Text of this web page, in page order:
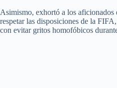
Asimismo, exhortó a los aficionados
respetar las disposiciones de la
con evitar gritos homofóbicos